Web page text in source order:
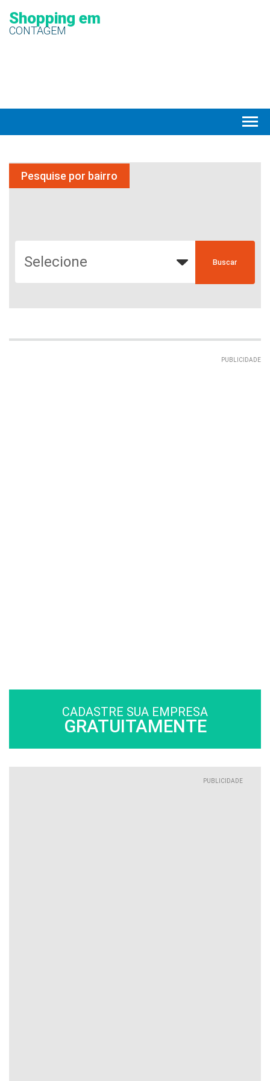
Shopping em
CONTAGEM
Pesquise por bairro
PUBLICIDADE
CADASTRE SUA EMPRESA
GRATUITAMENTE
PUBLICIDADE